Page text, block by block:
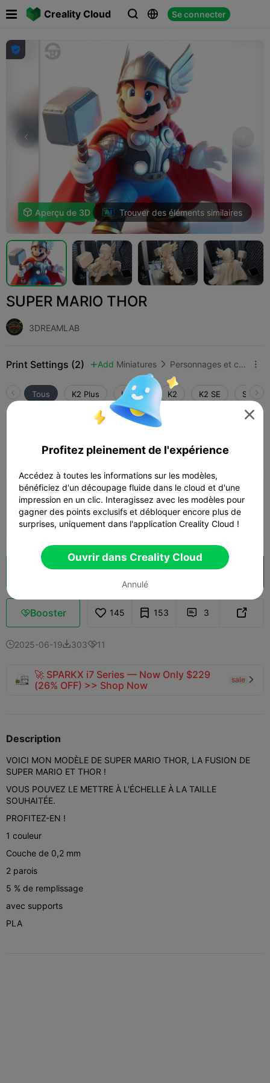
Creality Cloud   Se connecter

 Aperçu de 3D Trouver des éléments similaires
SUPER MARIO THOR
3DREAMLAB
Print Settings (2)  Add Miniatures  Personnages et créatures 
Tous K2 Plus K2 Pro K2 K2 SE
0.2mm layer, 2 walls, 10% infill
 10h 15m  1 plates  169.64g
0.2mm layer, 2 walls, 15% infill
 10h 43m  1 plates  150.50g
Découpes Ouvrir dans Creality Cloud
Booster 145 153  3 
2025-06-1930311
🚀 SPARKX i7 Series — Now Only $229
(26% OFF) >> Shop Now
sale 
Description
VOICI MON MODÈLE DE SUPER MARIO THOR, LA FUSION DE
SUPER MARIO ET THOR !
VOUS POUVEZ LE METTRE À L'ÉCHELLE À LA TAILLE
SOUHAITÉE.
PROFITEZ-EN !
1 couleur
Couche de 0,2 mm
2 parois
5 % de remplissage
avec supports
PLA

Profitez pleinement de l'expérience
Accédez à toutes les informations sur les modèles,
bénéficiez d'un découpage fluide dans le cloud et d'une
impression en un clic. Interagissez avec les modèles pour
gagner des points exclusifs et débloquer encore plus de
surprises, uniquement dans l'application Creality Cloud !
Ouvrir dans Creality Cloud
Annulé